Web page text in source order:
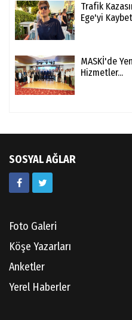
Trafik
Ege'yi
MASKİ'de
Hizmetler...
SOSYAL AĞLAR
Foto Galeri
Köşe Yazarları
Anketler
Yerel Haberler